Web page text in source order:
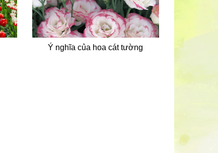
Ý nghĩa của hoa cát tường